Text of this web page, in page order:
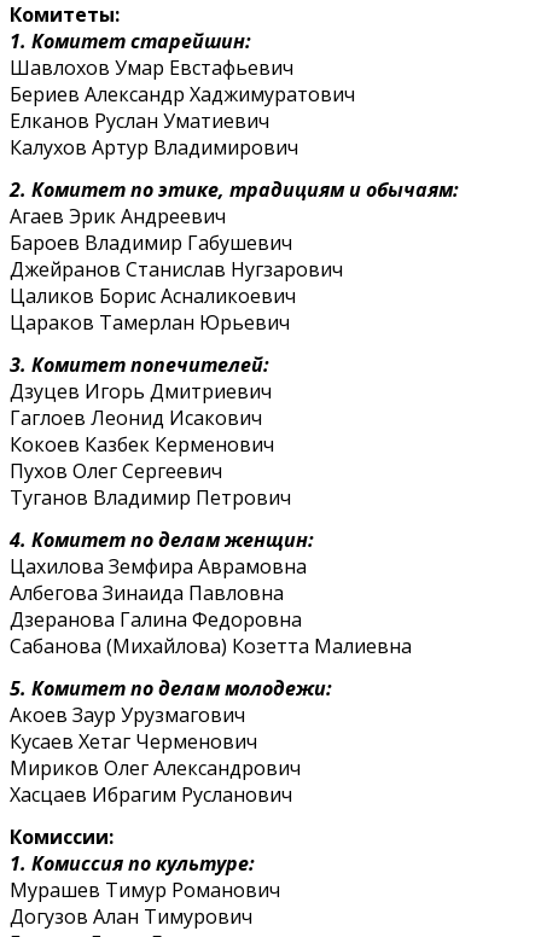
Комитеты:
1. Комитет старейшин:
Шавлохов Умар Евстафьевич
Бериев Александр Хаджимуратович
Елканов Руслан Уматиевич
Калухов Артур Владимирович
2. Комитет по этике, традициям и обычаям:
Агаев Эрик Андреевич
Бароев Владимир Габушевич
Джейранов Станислав Нугзарович
Цаликов Борис Асналикоевич
Цараков Тамерлан Юрьевич
3. Комитет попечителей:
Дзуцев Игорь Дмитриевич
Гаглоев Леонид Исакович
Кокоев Казбек Керменович
Пухов Олег Сергеевич
Туганов Владимир Петрович
4. Комитет по делам женщин:
Цахилова Земфира Аврамовна
Албегова Зинаида Павловна
Дзеранова Галина Федоровна
Сабанова (Михайлова) Козетта Малиевна
5. Комитет по делам молодежи:
Акоев Заур Урузмагович
Кусаев Хетаг Черменович
Мириков Олег Александрович
Хасцаев Ибрагим Русланович
Комиссии:
1. Комиссия по культуре:
Мурашев Тимур Романович
Догузов Алан Тимурович